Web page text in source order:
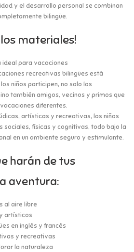
y el desarrollo personal se combinan
bilingüe.
materiales!
ideal para vacaciones
recreativas bilingües está
niños participen, no solo los
también amigos, vecinos y primos que
diferentes.
artísticas y recreativas, los niños
sociales, físicas y cognitivas, todo bajo la
en un ambiente seguro y estimulante.
harán de tus
aventura:
al aire libre
artísticos
en inglés y francés
y recreativas
la naturaleza